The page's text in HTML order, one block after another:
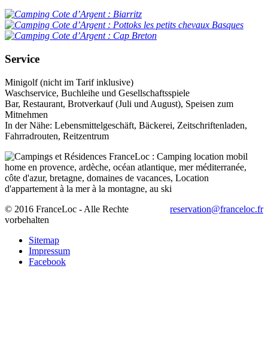
Service
Minigolf (nicht im Tarif inklusive)
Waschservice, Buchleihe und Gesellschaftsspiele
Bar, Restaurant, Brotverkauf (Juli und August), Speisen zum
Mitnehmen
In der Nähe: Lebensmittelgeschäft, Bäckerei, Zeitschriftenladen,
Fahrradrouten, Reitzentrum
reservation@franceloc.fr
© 2016 FranceLoc - Alle Rechte
vorbehalten
Sitemap
Impressum
Facebook